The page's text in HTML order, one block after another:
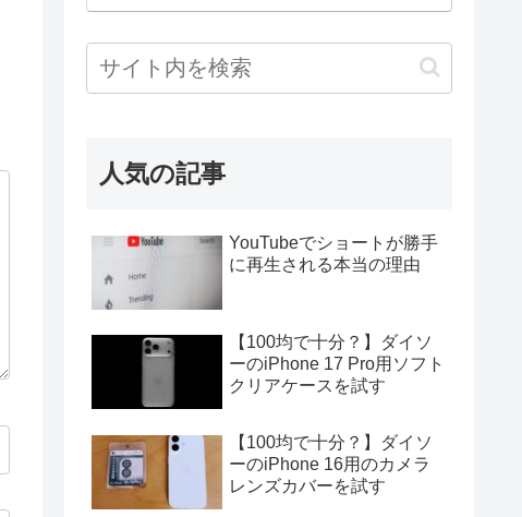
人気の記事
YouTubeでショートが勝手
に再生される本当の理由
【100均で十分？】ダイソ
ーのiPhone 17 Pro用ソフト
クリアケースを試す
【100均で十分？】ダイソ
ーのiPhone 16用のカメラ
レンズカバーを試す